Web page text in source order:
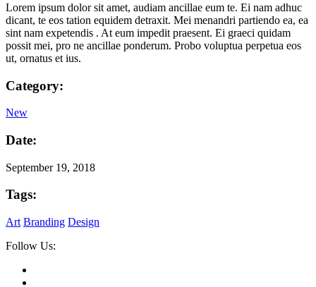
Lorem ipsum dolor sit amet, audiam ancillae eum te. Ei nam adhuc
dicant, te eos tation equidem detraxit. Mei menandri partiendo ea, ea
sint nam expetendis . At eum impedit praesent. Ei graeci quidam
possit mei, pro ne ancillae ponderum. Probo voluptua perpetua eos
ut, ornatus et ius.
Category:
New
Date:
September 19, 2018
Tags:
Art Branding Design
Follow Us: